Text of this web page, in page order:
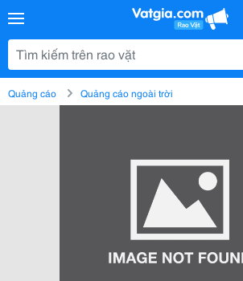
Quảng cáo Quảng cáo ngoài trời